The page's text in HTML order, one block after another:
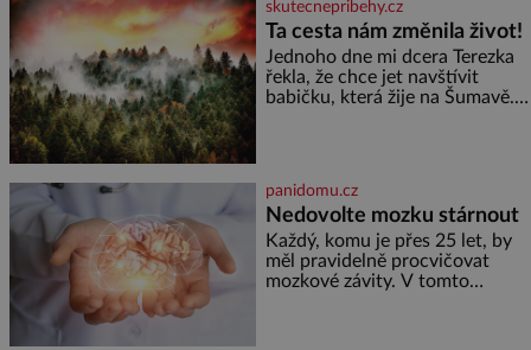
nahlédnout do útrob jedné z
nejvýznamnějších vodních
elektráren v Evropě, vydat se na
horské hřebeny, projet se na
koloběžce a den zakončit
skutecnepribehy.cz
Ta cesta nám změnila život!
Jednoho dne mi dcera Terezka
řekla, že chce jet navštívit
babičku, která žije na Šumavě.
fantazii. Už odmalička milovala
svět pohádek. Každou chvilku
mi říkala, že se jí zdálo o
jednorožcích, krásných
princeznách, statečných
panidomu.cz
Nedovolte mozku stárnout
Každý, komu je přes 25 let, by
měl pravidelně procvičovat
mozkové závity. V tomto